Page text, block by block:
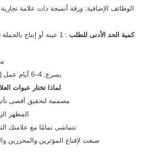
الوظائف الإضافية: ورقة أنسجة ذات علامة
كمية الحد الأدنى للطلب : 1 عينة أو إنتاج بالجملة (ترحيب موقي منخفض)
يسرع: 4–6 أيام عمل (اعتمادًا على الكمية)
لماذا تختار عبوات
مصممة لتحقيق أقصى
المظهر
تتماشى تمامًا مع علامتك
صنعت لإقناع المؤثرين والمحررين